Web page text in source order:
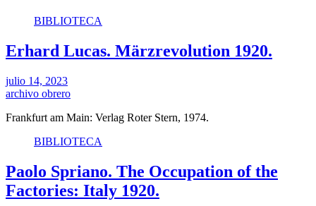
BIBLIOTECA
Erhard Lucas. Märzrevolution 1920.
julio 14, 2023
archivo obrero
Frankfurt am Main: Verlag Roter Stern, 1974.
BIBLIOTECA
Paolo Spriano. The Occupation of the
Factories: Italy 1920.